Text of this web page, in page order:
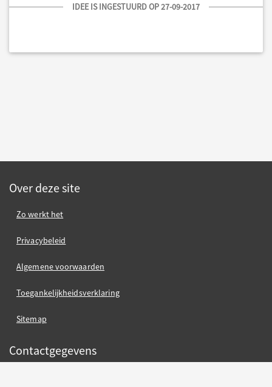
IDEE IS INGESTUURD OP 27-09-2017
Over deze site
Zo werkt het
Privacybeleid
Algemene voorwaarden
Toegankelijkheidsverklaring
Sitemap
Contactgegevens